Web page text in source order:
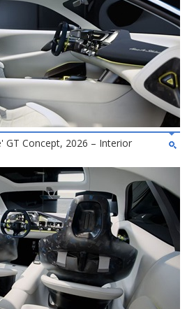
GT Concept, 2026 – Interior